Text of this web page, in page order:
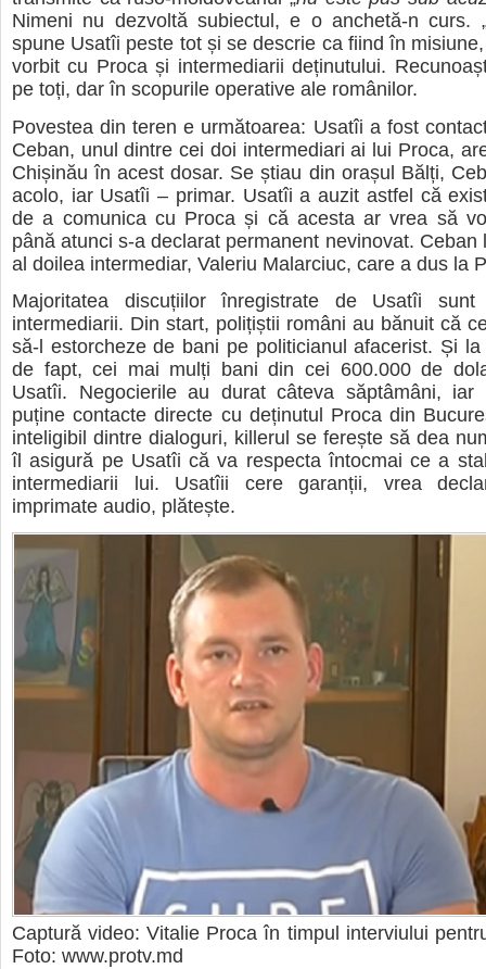
Nimeni nu dezvoltă subiectul, e o anchetă-n curs.
spune Usatîi peste tot și se descrie ca fiind în
vorbit cu Proca și intermediarii deținutului.
pe toți, dar în scopurile operative ale românilor.
Povestea din teren e următoarea: Usatîi a fost
Ceban, unul dintre cei doi intermediari ai lui Proca,
Chișinău în acest dosar. Se știau din orașul Bălți,
acolo, iar Usatîi – primar. Usatîi a auzit astfel că
de a comunica cu Proca și că acesta ar vrea să
până atunci s-a declarat permanent nevinovat. Ceban
al doilea intermediar, Valeriu Malarciuc, care a dus la
Majoritatea discuțiilor înregistrate de Usatîi
intermediarii. Din start, polițiștii români au bănuit că
să-l estorcheze de bani pe politicianul afacerist. Și
de fapt, cei mai mulți bani din cei 600.000 de
Usatîi. Negocierile au durat câteva săptâmâni,
puține contacte directe cu deținutul Proca din
inteligibil dintre dialoguri, killerul se ferește să dea
îl asigură pe Usatîi că va respecta întocmai ce a
intermediarii lui. Usatîii cere garanții, vrea
imprimate audio, plătește.
Captură video: Vitalie Proca în timpul interviului
Foto: www.protv.md